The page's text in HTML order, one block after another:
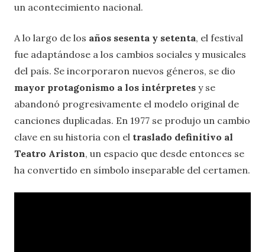
un acontecimiento nacional.
A lo largo de los años sesenta y setenta, el festival
fue adaptándose a los cambios sociales y musicales
del país. Se incorporaron nuevos géneros, se dio
mayor protagonismo a los intérpretes y se
abandonó progresivamente el modelo original de
canciones duplicadas. En 1977 se produjo un cambio
clave en su historia con el traslado definitivo al
Teatro Ariston, un espacio que desde entonces se
ha convertido en símbolo inseparable del certamen.